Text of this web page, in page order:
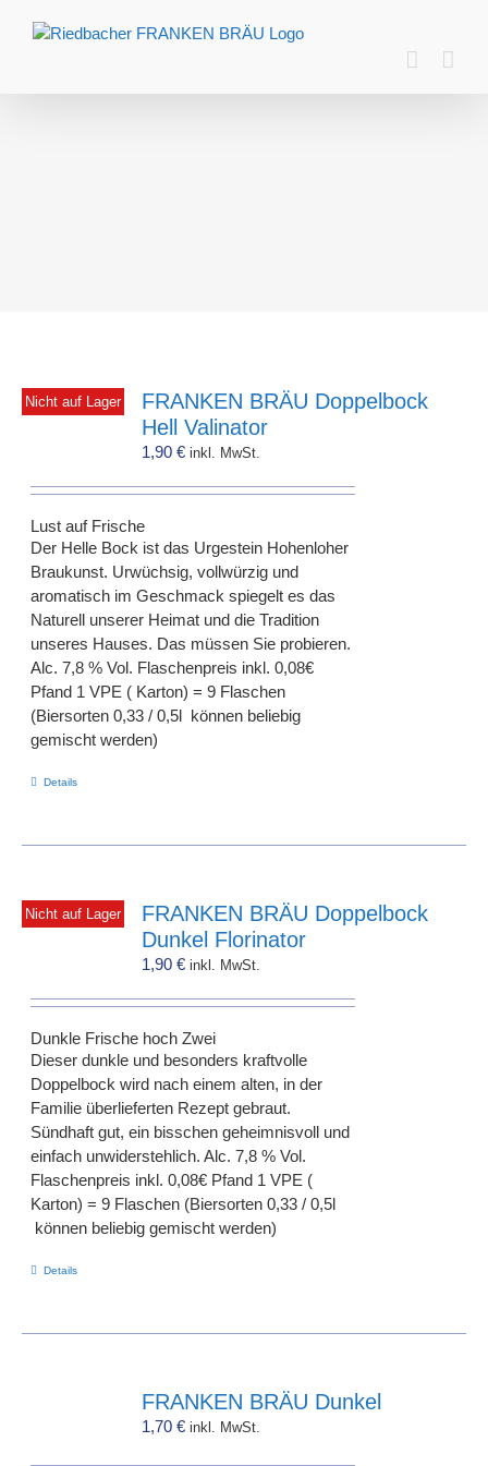
Inhalt
Nicht auf Lager
FRANKEN BRÄU Doppelbock
Hell Valinator
1,90€ inkl. MwSt.
Lust auf Frische
Der Helle Bock ist das Urgestein Hohenloher
Braukunst. Urwüchsig, vollwürzig und
aromatisch im Geschmack spiegelt es das
Naturell unserer Heimat und die Tradition
unseres Hauses. Das müssen Sie probieren.
Alc. 7,8 % Vol. Flaschenpreis inkl. 0,08€
Pfand 1 VPE ( Karton) = 9 Flaschen
(Biersorten 0,33 / 0,5l können beliebig
gemischt werden)
Details
Nicht auf Lager
FRANKEN BRÄU Doppelbock
Dunkel Florinator
1,90€ inkl. MwSt.
Dunkle Frische hoch Zwei
Dieser dunkle und besonders kraftvolle
Doppelbock wird nach einem alten, in der
Familie überlieferten Rezept gebraut.
Sündhaft gut, ein bisschen geheimnisvoll und
einfach unwiderstehlich. Alc. 7,8 % Vol.
Flaschenpreis inkl. 0,08€ Pfand 1 VPE (
Karton) = 9 Flaschen (Biersorten 0,33 / 0,5l
können beliebig gemischt werden)
Details
FRANKEN BRÄU Dunkel
1,70€ inkl. MwSt.